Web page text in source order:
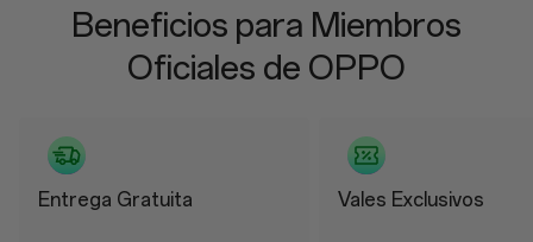
Beneficios para Miembros
Oficiales de OPPO
Entrega Gratuita Vales Exclusivos